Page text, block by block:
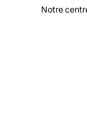
Notre